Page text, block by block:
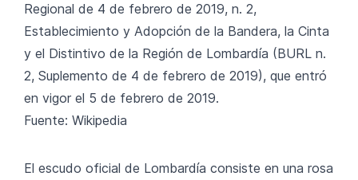
Regional de 4 de febrero de 2019, n. 2,
Establecimiento y Adopción de la Bandera, la Cinta
y el Distintivo de la Región de Lombardía (BURL n.
2, Suplemento de 4 de febrero de 2019), que entró
en vigor el 5 de febrero de 2019.
Fuente: Wikipedia
El escudo oficial de Lombardía consiste en una rosa